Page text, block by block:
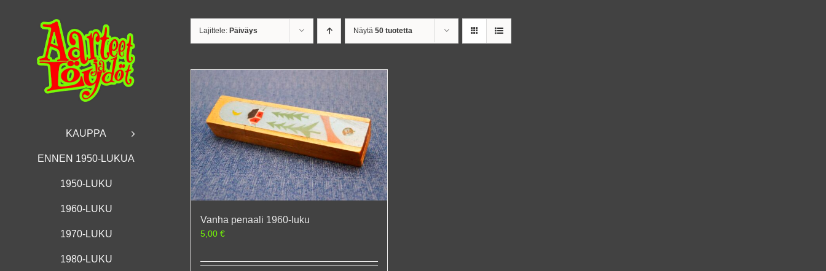
KAUPPA
ENNEN 1950-LUKUA
1950-LUKU
1960-LUKU
1970-LUKU
1980-LUKU
Lajittele: Päiväys Näytä 50 tuotetta
Vanha penaali 1960-luku
5,00 €